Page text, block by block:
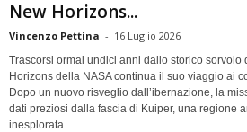
New Horizons...
Vincenzo Pettina - 16 Luglio 2026
Trascorsi ormai undici anni dallo storico sorvolo
Horizons della NASA continua il suo viaggio ai
Dopo un nuovo risveglio dall’ibernazione, la
dati preziosi dalla fascia di Kuiper, una regione
inesplorata